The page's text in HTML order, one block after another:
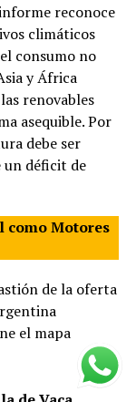
reconoce
climáticos
consumo no
y África
renovables
asequible. Por
debe ser
un déficit de
como Motores
de la oferta
el mapa